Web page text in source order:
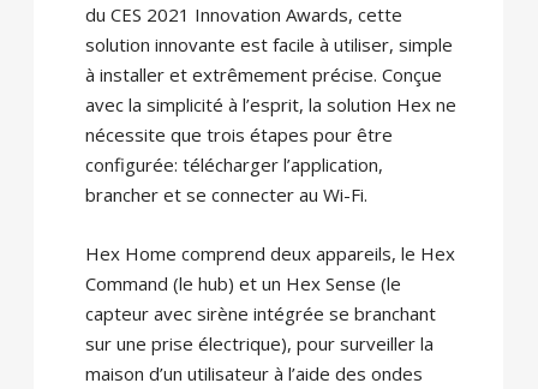
du CES 2021 Innovation Awards, cette
solution innovante est facile à utiliser, simple
à installer et extrêmement précise. Conçue
avec la simplicité à l’esprit, la solution Hex ne
nécessite que trois étapes pour être
configurée: télécharger l’application,
brancher et se connecter au Wi-Fi.
Hex Home comprend deux appareils, le Hex
Command (le hub) et un Hex Sense (le
capteur avec sirène intégrée se branchant
sur une prise électrique), pour surveiller la
maison d’un utilisateur à l’aide des ondes